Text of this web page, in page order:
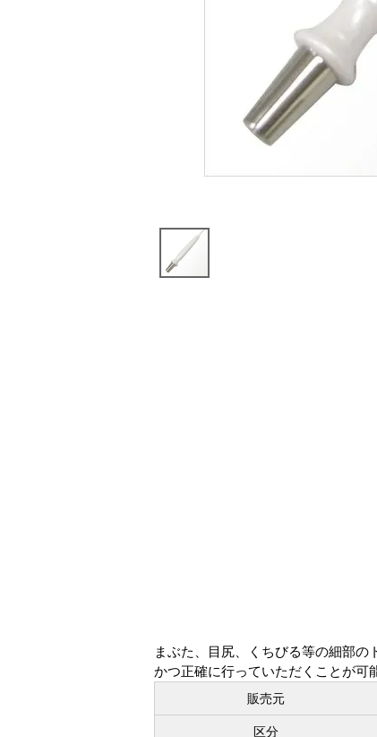
まぶた、目尻、くちびる等の細部
かつ正確に行っていただくことが可
販売元
区分